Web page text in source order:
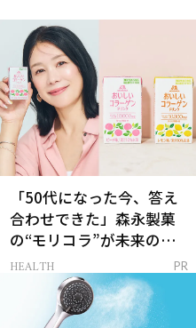
「50代になった今、答え
合わせできた」森永製菓
の“モリコラ”が未来のキ
レイを連れてくる！
HEALTH PR